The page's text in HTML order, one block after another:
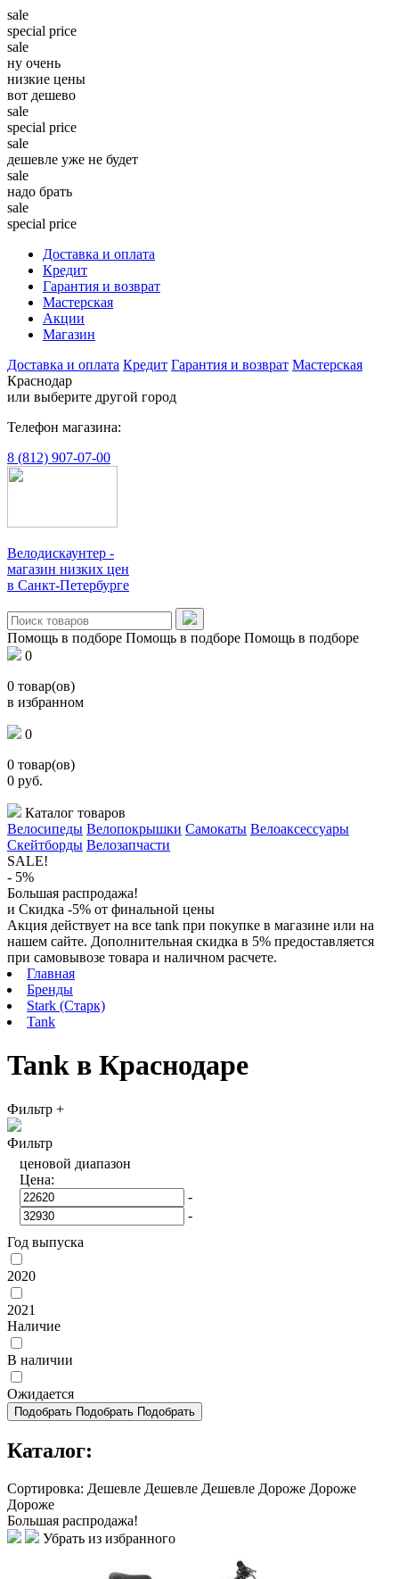
sale
special price
sale
ну очень
низкие цены
вот дешево
sale
special price
sale
дешевле уже не будет
sale
надо брать
sale
special price
Доставка и оплата
Кредит
Гарантия и возврат
Мастерская
Акции
Магазин
Доставка и оплата Кредит Гарантия и возврат Мастерская
Краснодар
или выберите другой город
Телефон магазина:
8 (812) 907-07-00
Велодискаунтер -
магазин низких цен
в Санкт-Петербурге
Помощь в подборе Помощь в подборе Помощь в подборе
0
0 товар(ов)
в избранном
0
0 товар(ов)
0 руб.
Каталог товаров
Велосипеды Велопокрышки Самокаты Велоаксессуары
Скейтборды Велозапчасти
SALE!
- 5%
Большая распродажа!
и Скидка -5% от финальной цены
Акция действует на все tank при покупке в магазине или на
нашем сайте. Дополнительная скидка в 5% предоставляется
при самовывозе товара и наличном расчете.
Главная
Бренды
Stark (Старк)
Tank
Tank в Краснодаре
Фильтр +
Фильтр
ценовой диапазон
Цена:
-
-
Год выпуска
2020
2021
Наличие
В наличии
Ожидается
Подобрать Подобрать Подобрать
Каталог:
Сортировка: Дешевле Дешевле Дешевле Дороже Дороже
Дороже
Большая распродажа!
Убрать из избранного